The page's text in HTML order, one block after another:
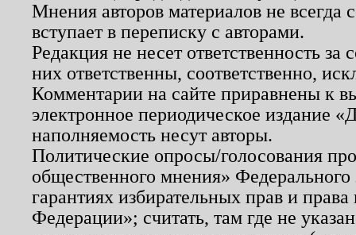
Мнения авторов материалов не
вступает в переписку с авторами.
Редакция не несет ответственность
них ответственны, соответственно,
Комментарии на сайте приравнены к
электронное периодическое издание
наполняемость несут авторы.
Политические опросы/голосования
общественного мнения»
гарантиях избирательных прав и
Федерации»; считать, там где не